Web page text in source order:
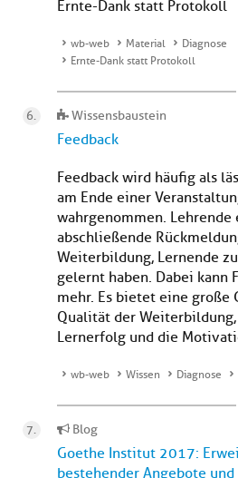
Ernte-Dank statt Protokoll
wb-web Material
Diagnose
Ernte-Dank statt Protokoll
Wissensbaustein
Feedback
Feedback wird häufig als
am Ende einer
wahrgenommen. Lehrende
abschließende
Weiterbildung, Lernende
gelernt haben. Dabei kann
mehr. Es bietet eine große
Qualität der
Lernerfolg und die
wb-web Wissen Diagnose
Blog
Goethe Institut 2017:
bestehender Angebote